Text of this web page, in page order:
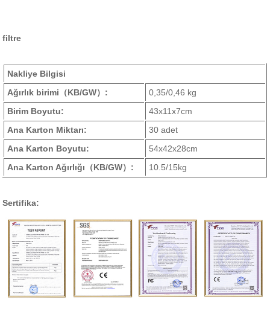
filtre
Nakliye Bilgisi
Ağırlık birimi （KB/GW） :
0,35/0,46 kg
Birim Boyutu:
43x11x7cm
Ana Karton Miktarı:
30 adet
Ana Karton Boyutu:
54x42x28cm
Ana Karton Ağırlığı （KB/GW） : 10.5/15kg
Sertifika: